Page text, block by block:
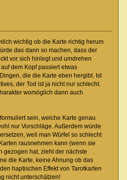
wichtig ob die Karte richtig herum
das dann so machen, dass der
vor sich hinlegt und umdrehen
dem Kopf passiert etwas
die die Karte eben hergibt. Ist
der Tod ist ja nicht nur schlecht.
womöglich dann auch
sein, welche Karte genau
nur Vorschläge. Außerdem würde
weil man Würfel so schlecht
rausnehmen kann (wenn sie
gezogen hat, zieht der nächste
die Karte, keine Ahnung ob das
haptischen Effekt von Tarotkarten
nicht unterschätzen!